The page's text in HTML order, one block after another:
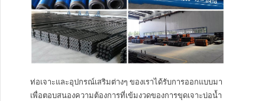
ท่อเจาะและอุปกรณ์เสริมต่างๆ ของเราได้รับการออกแบบมา
เพื่อตอบสนองความต้องการที่เข้มงวดของการขุดเจาะบ่อน้ำ